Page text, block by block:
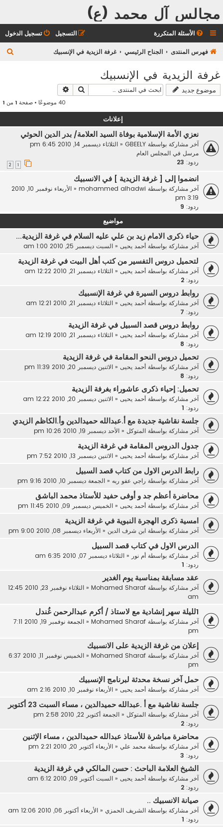
مجالس آل محمد (ع)
الأسئلة المتكررة تسجيل الدخول التسجيل
فهرس المنتدى الجناح الرئيسي غرفة الزيدية في الإنسبيك
غرفة الزيدية في الإنسبيك
موضوع جديد بحث
40 موضوعًا • صفحة 1 من 1
إعلانات
نعزي الأمة الإسلامية بوفاة السيد العلامة/ بدر الدين الحوثي
آخر مشاركة بواسطة GBEELY
« الثلاثاء ديسمبر 14, 2010 6:45 pm
مرسل في المجلس العام
ردود: 23
1
2
انضموا إلى [ غرفة الزيدية ] في الانسبيك
آخر مشاركة بواسطة mohammed alhadwi
«
الأربعاء نوفمبر 10, 2010
3:19 pm
ردود: 9
مواضيع
حياء ذكرى الامام زيد بن علي عليه السلام في غرفة الزيدية...
آخر مشاركة بواسطة أحمد يحيى « السبت ديسمبر 25, 2010 1:00 am
لتحميل دروس التفسير من كتب أهل البيت في غرفة الزيدية
آخر مشاركة بواسطة أحمد يحيى « الثلاثاء ديسمبر 21, 2010 12:22 am
ردود: 2
روابط دروس السيرة في غرفة الإنسبيك
آخر مشاركة بواسطة أحمد يحيى « الثلاثاء ديسمبر 21, 2010 12:21 am
ردود: 7
روابط دروس قصد السبيل في غرفة الزيدية
آخر مشاركة بواسطة أحمد يحيى « الثلاثاء ديسمبر 21, 2010 12:19 am
ردود: 8
تحميل دروس النحو المقامة في غرفة الزيدية
آخر مشاركة بواسطة أحمد يحيى « الاثنين ديسمبر 20, 2010 11:39 pm
ردود: 8
تحميل: إحياء ذكرى عاشوراء بغرفة الزيدية
آخر مشاركة بواسطة أحمد يحيى « الاثنين ديسمبر 20, 2010 12:22 am
ردود: 1
جلسة نقاشية جديدة مع أ.عبدالله حميدالدين وأ.الكاظم الزيدي
آخر مشاركة بواسطة المتوكل « الأحد ديسمبر 19, 2010 10:26 pm
جدول الدروس المقامة في غرفة الزيدية
آخر مشاركة بواسطة أحمد يحيى « الاثنين ديسمبر 13, 2010 7:52 pm
رابط الدرس الاول من كتاب قصد السبيل
آخر مشاركة بواسطة راجي عفو ربه « الجمعة ديسمبر 10, 2010 9:16 pm
محاضرة أعظم جد و أوفى حفيد للأستاذ محمد الباشق
آخر مشاركة بواسطة أحمد يحيى « الخميس ديسمبر 09, 2010 11:45 pm
امسية ذكرى الهجرة النبوية في غرفة الزيدية
آخر مشاركة بواسطة ابن شرف الدين « الأربعاء ديسمبر 08, 2010 9:00 pm
الدرس الاول في كتاب قصد السبيل
آخر مشاركة بواسطة أم نور « الثلاثاء ديسمبر 07, 2010 6:35 am
ردود: 1
عقد مسابقة بمناسبة يوم الغدير
آخر مشاركة بواسطة Mohamed Sharaf
«
الثلاثاء نوفمبر 23, 2010 12:45
am
1لليلة سهر إنشادية مع لاستاذ / أكرم عبدالرحمن غُندل
آخر مشاركة بواسطة Mohamed Sharaf
«
الجمعة نوفمبر 19, 2010 7:11
pm
إعلان من غرفة الزيدية على الانسبيك
آخر مشاركة بواسطة Mohamed Sharaf
«
الخميس نوفمبر 11, 2010 6:37
pm
حمل آخر نسخة محدثة لبرنامج الإنسبيك
آخر مشاركة بواسطة أحمد يحيى « الأربعاء نوفمبر 10, 2010 2:16 am
جلسة نقاشية مع أ .عبدالله حميدالدين ، مساء السبت 23 أكتوبر
آخر مشاركة بواسطة المتوكل « الجمعة أكتوبر 22, 2010 2:58 pm
ردود: 2
محاضرة مباشرة للأستاذ عبدالله حميدالدين ، مساء الإثنين
آخر مشاركة بواسطة محمد علي « الأربعاء أكتوبر 20, 2010 2:21 pm
ردود: 3
الشيخ العلامة الباحث : حسن المالكي في غرفة الزيدية
آخر مشاركة بواسطة أحمد يحيى « السبت أكتوبر 09, 2010 6:12 am
ردود: 2
صيانة الانسبيك ..
آخر مشاركة بواسطة الشريف الحمزي « الأربعاء أكتوبر 06, 2010 12:06 am
ردود: 1